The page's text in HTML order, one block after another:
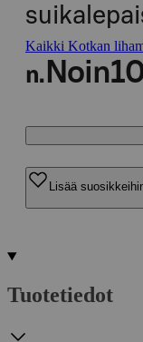
Kaikki Kotkan
n. Noin
Lisää
Tuotetiedot